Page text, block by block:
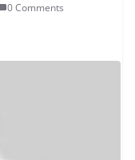
0 Comments